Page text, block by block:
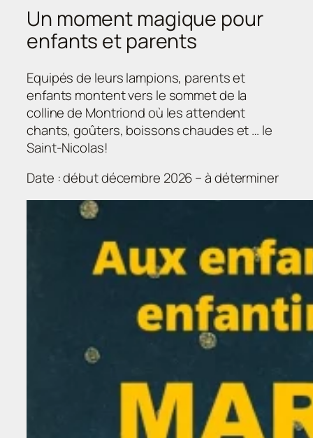
Un moment magique pour
enfants et parents
Equipés de leurs lampions, parents et
enfants montent vers le sommet de la
colline de Montriond où les attendent
chants, goûters, boissons chaudes et … le
Saint-Nicolas!
Date : début décembre 2026 – à déterminer